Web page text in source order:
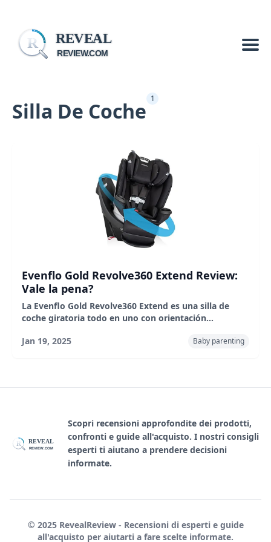
R REVEAL
REVIEW.COM
Silla De Coche 1
Evenflo Gold Revolve360 Extend Review:
Vale la pena?
La Evenflo Gold Revolve360 Extend es una silla de
coche giratoria todo en uno con orientación
limpieza rápida. Si bien es un poco voluminosa, su
adultos.
Jan 19, 2025 Baby parenting
R REVEAL
REVIEW.COM
Scopri recensioni approfondite dei prodotti,
confronti e guide all'acquisto. I nostri consigli
esperti ti aiutano a prendere decisioni
informate.
© 2025 RevealReview - Recensioni di esperti e guide
all'acquisto per aiutarti a fare scelte informate.